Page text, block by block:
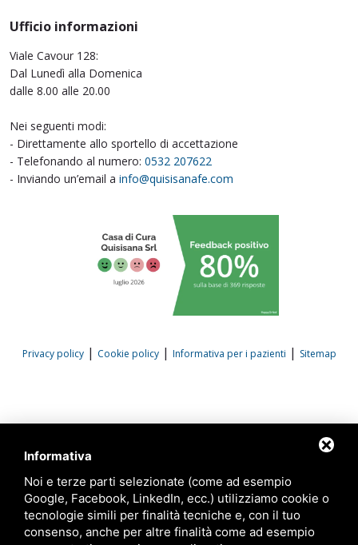
Ufficio informazioni
Viale Cavour 128:
Dal Lunedì alla Domenica
dalle 8.00 alle 20.00
Nei seguenti modi:
- Direttamente allo sportello di accettazione
- Telefonando al numero: 0532 207622
- Inviando un’email a info@quisisanafe.com
Privacy policy| Cookie policy| Informativa per i pazienti | Sitemap
Informativa
Noi e terze parti selezionate (come ad esempio
Google, Facebook, LinkedIn, ecc.) utilizziamo cookie o
tecnologie simili per finalità tecniche e, con il tuo
consenso, anche per altre finalità come ad esempio